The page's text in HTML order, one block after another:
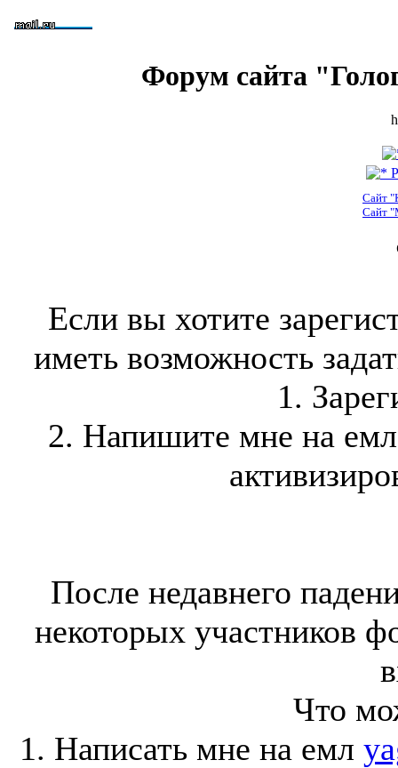
Форум сайта
Сайт
Сайт
Если вы хотите
иметь возможность
1.
2. Напишите мне на
После недавнего
некоторых участников
Что
1. Написать мне на емл